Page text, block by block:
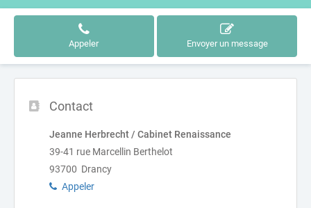
Appeler Envoyer un message
Contact
Jeanne Herbrecht / Cabinet Renaissance
39-41 rue Marcellin Berthelot
93700 Drancy
Appeler